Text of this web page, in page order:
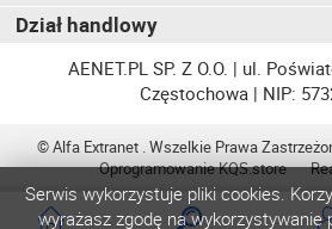
Dział handlowy
AENET.PL SP. Z O.O. | ul.
Częstochowa | NIP:
© Alfa Extranet . Wszelkie Prawa
OprogramowanieKQS.store
Serwis wykorzystuje pliki cookies.
wyrażasz zgodę na wykorzystywanie